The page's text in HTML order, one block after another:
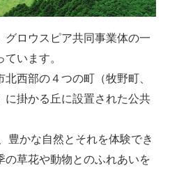
グロウスピア共同事業体の一
います。
北西部の４つの町（牧野町、
に掛かる丘に設置された公共
豊かな自然とそれを体験でき
の草花や動物とのふれあいを